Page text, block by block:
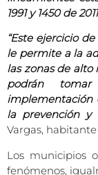
1991 y 1450 de
“Este ejercicio
le permite a la
las zonas de alto
podrán
implementación
la prevención y
Vargas,
Los municipios
fenómenos,